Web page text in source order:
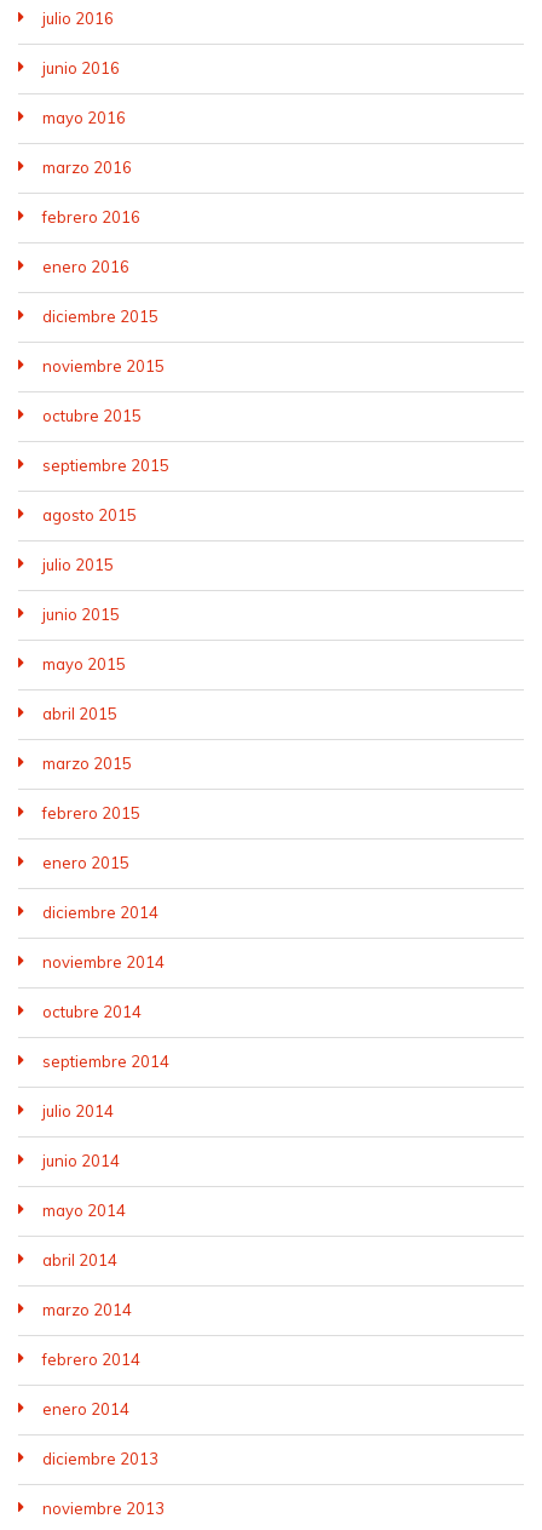
julio 2016
junio 2016
mayo 2016
marzo 2016
febrero 2016
enero 2016
diciembre 2015
noviembre 2015
octubre 2015
septiembre 2015
agosto 2015
julio 2015
junio 2015
mayo 2015
abril 2015
marzo 2015
febrero 2015
enero 2015
diciembre 2014
noviembre 2014
octubre 2014
septiembre 2014
julio 2014
junio 2014
mayo 2014
abril 2014
marzo 2014
febrero 2014
enero 2014
diciembre 2013
noviembre 2013